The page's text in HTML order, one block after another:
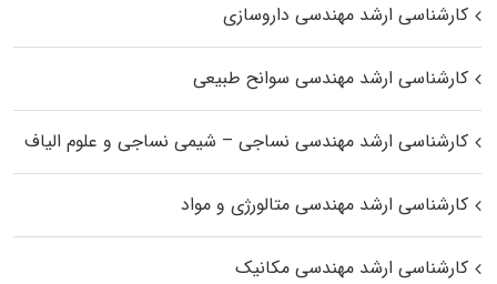
کارشناسی ارشد مهندسی داروسازی
کارشناسی ارشد مهندسی سوانح طبیعی
کارشناسی ارشد مهندسی نساجی – شیمی نساجی و علوم الیاف
کارشناسی ارشد مهندسی متالورژی و مواد
کارشناسی ارشد مهندسی مکانیک